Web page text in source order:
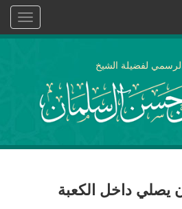
Toggle
الرسمي لفضيلة الشيخ
يصلي داخل الكعبة